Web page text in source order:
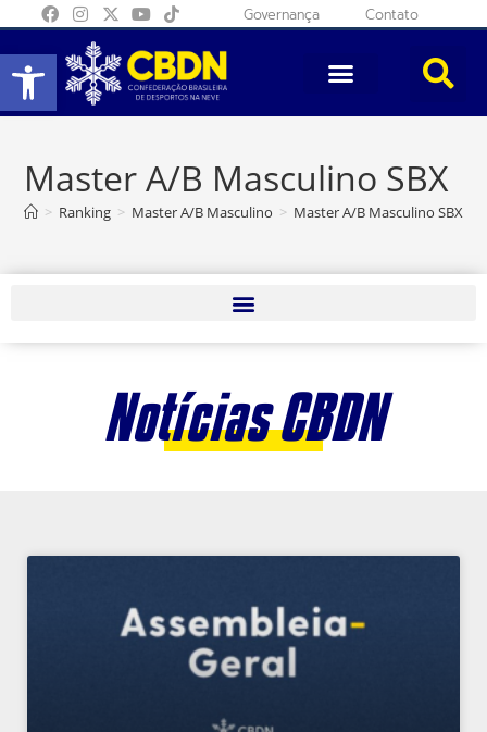
Abrir a barra de ferramentas
Governança Contato
Master A/B Masculino SBX
> Ranking > Master A/B Masculino > Master A/B Masculino SBX
Notícias CBDN